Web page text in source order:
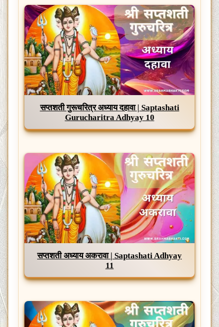
सप्तशती गुरूचरित्र अध्याय दहावा | Saptashati
Gurucharitra Adhyay 10
सप्तशती अध्याय अकरावा | Saptashati Adhyay
11